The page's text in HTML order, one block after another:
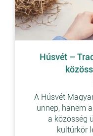
Húsvét –
A Húsvét
ünnep, hanem
a közösség
kultúrkör